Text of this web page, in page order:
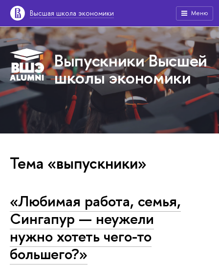
Высшая школа экономики Меню
Выпускники Высшей
школы экономики
Тема «выпускники»
«Любимая работа, семья,
Сингапур — неужели
нужно хотеть чего-то
большего?»